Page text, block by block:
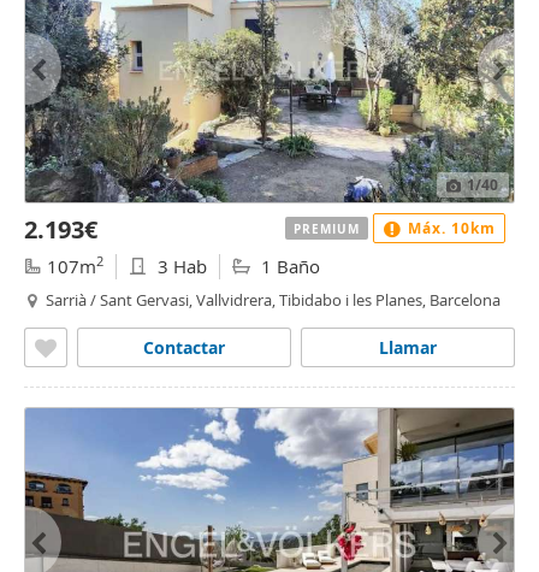
1/40
2.193€
107m2 3 Hab 1 Baño
Sarrià / Sant Gervasi, Vallvidrera, Tibidabo i les Planes, Barcelona
Llamar
Contactar
PREMIUM Máx. 10km